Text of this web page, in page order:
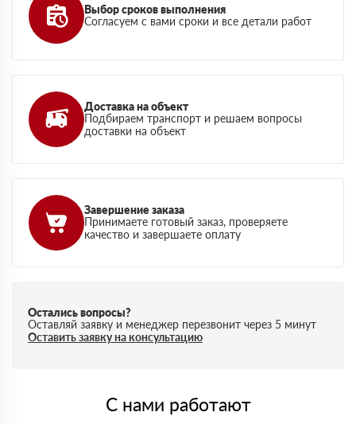
Выбор сроков выполнения
Согласуем с вами сроки и все детали работ
Доставка на объект
Подбираем транспорт и решаем вопросы
доставки на объект
Завершение заказа
Принимаете готовый заказ, проверяете
качество и завершаете оплату
Остались вопросы?
Оставляй заявку и менеджер перезвонит через 5 минут
Оставить заявку на консультацию
С нами работают